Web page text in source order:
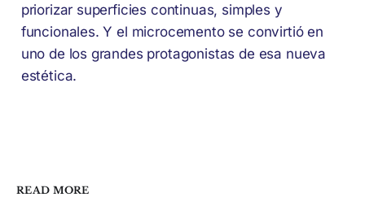
priorizar superficies continuas, simples y
funcionales. Y el microcemento se convirtió en
uno de los grandes protagonistas de esa nueva
estética.
READ MORE